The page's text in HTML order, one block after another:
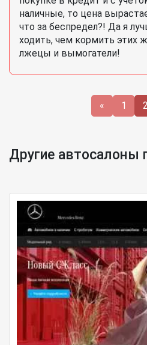
наличные, то цена
что за беспредел?! Да я
ходить, чем кормить этих
лжецы и вымогатели!
« 1 2
Другие автосалоны